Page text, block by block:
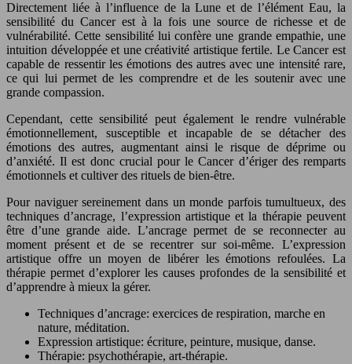
Directement liée à l’influence de la Lune et de l’élément Eau, la
sensibilité du Cancer est à la fois une source de richesse et de
vulnérabilité. Cette sensibilité lui confère une grande empathie, une
intuition développée et une créativité artistique fertile. Le Cancer est
capable de ressentir les émotions des autres avec une intensité rare,
ce qui lui permet de les comprendre et de les soutenir avec une
grande compassion.
Cependant, cette sensibilité peut également le rendre vulnérable
émotionnellement, susceptible et incapable de se détacher des
émotions des autres, augmentant ainsi le risque de déprime ou
d’anxiété. Il est donc crucial pour le Cancer d’ériger des remparts
émotionnels et cultiver des rituels de bien-être.
Pour naviguer sereinement dans un monde parfois tumultueux, des
techniques d’ancrage, l’expression artistique et la thérapie peuvent
être d’une grande aide. L’ancrage permet de se reconnecter au
moment présent et de se recentrer sur soi-même. L’expression
artistique offre un moyen de libérer les émotions refoulées. La
thérapie permet d’explorer les causes profondes de la sensibilité et
d’apprendre à mieux la gérer.
Techniques d’ancrage: exercices de respiration, marche en
nature, méditation.
Expression artistique: écriture, peinture, musique, danse.
Thérapie: psychothérapie, art-thérapie.